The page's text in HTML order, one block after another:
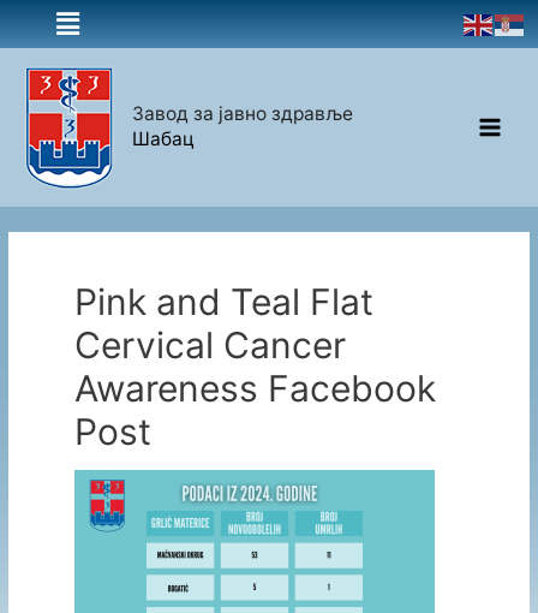
Завод за јавно здравље
Шабац
Pink and Teal Flat
Cervical Cancer
Awareness Facebook
Post